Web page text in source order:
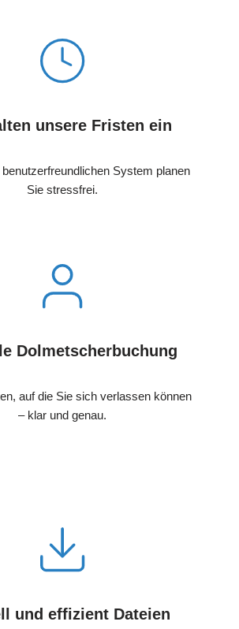
unsere Fristen ein
System planen
Sie stressfrei.
Dolmetscherbuchung
auf die Sie sich verlassen können
– klar und genau.
und effizient Dateien